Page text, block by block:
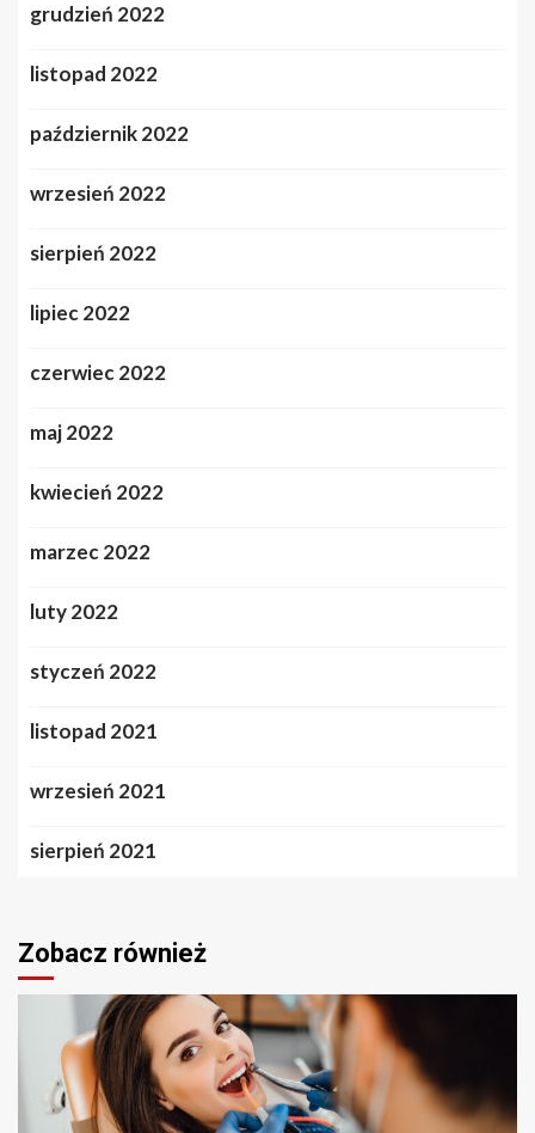
grudzień 2022
listopad 2022
październik 2022
wrzesień 2022
sierpień 2022
lipiec 2022
czerwiec 2022
maj 2022
kwiecień 2022
marzec 2022
luty 2022
styczeń 2022
listopad 2021
wrzesień 2021
sierpień 2021
Zobacz również